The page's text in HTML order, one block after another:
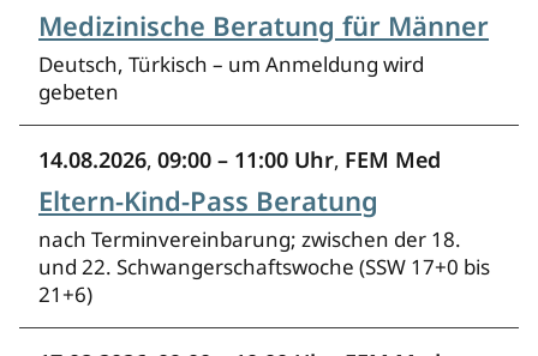
Medizinische Beratung für Männer
Deutsch, Türkisch – um Anmeldung wird
gebeten
14.08.2026, 09:00 – 11:00 Uhr, FEM Med
Eltern-Kind-Pass Beratung
nach Terminvereinbarung; zwischen der 18.
und 22. Schwangerschaftswoche (SSW 17+0 bis
21+6)